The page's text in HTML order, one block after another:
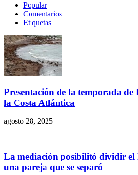
Popular
Comentarios
Etiquetas
Presentación de la temporada
la Costa Atlántica
agosto 28, 2025
La mediación posibilitó dividir el
una pareja que se separó